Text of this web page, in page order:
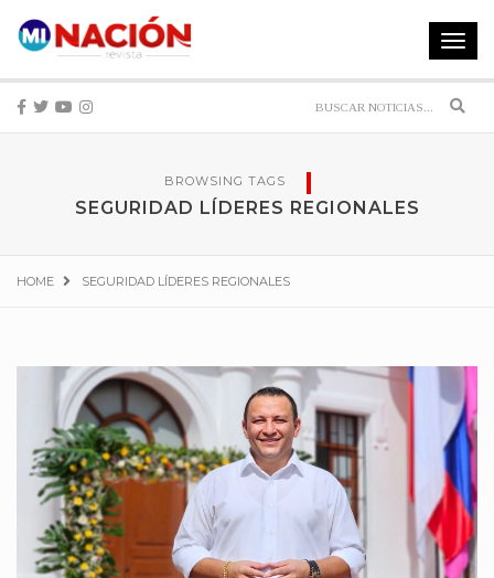
Toggle
BROWSING TAGS
SEGURIDAD LÍDERES REGIONALES
HOME SEGURIDAD LÍDERES REGIONALES